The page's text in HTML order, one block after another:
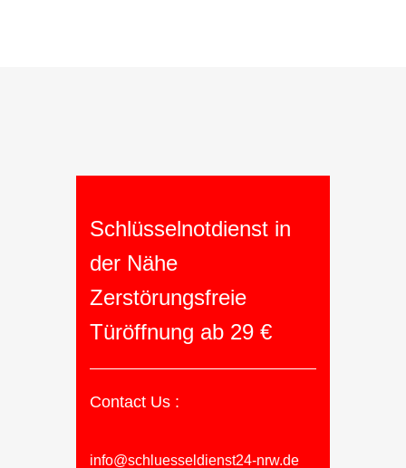
Schlüsselnotdienst in
der Nähe
Zerstörungsfreie
Türöffnung ab 29 €
Contact Us :
info@schluesseldienst24-nrw.de